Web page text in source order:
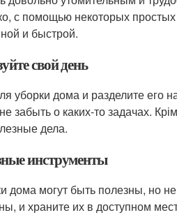
с помощью некоторых
и быстрой.
свой день
уборки дома и разделите его
забыть о каких-то задачах.
дела.
инструменты
дома могут быть полезны, но
и храните их в доступном